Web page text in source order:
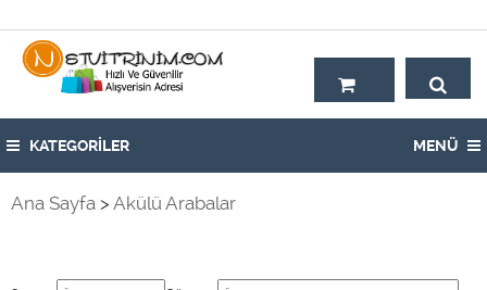
KATEGORİLER MENÜ
Ana Sayfa > Akülü Arabalar